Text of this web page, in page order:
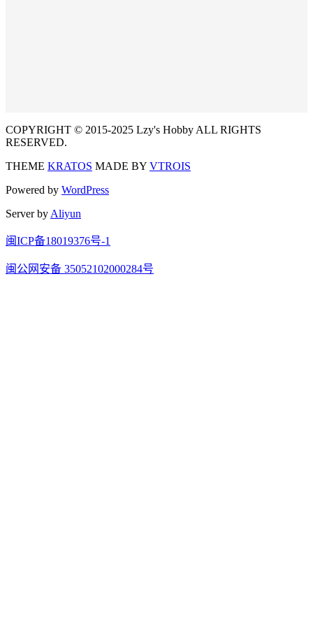
COPYRIGHT © 2015-2025 Lzy's Hobby ALL RIGHTS
RESERVED.
THEME KRATOS MADE BY VTROIS
Powered by WordPress
Server by Aliyun
闽ICP备18019376号-1
闽公网安备 35052102000284号